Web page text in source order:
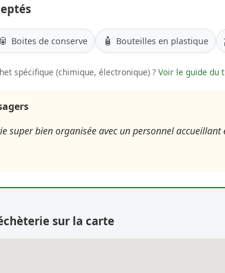
🥫 Boites de conserve 🧴 Bouteilles en plastique
spécifique (chimique, électronique) ? Voir le guide du
super bien organisée avec un personnel
sur la carte